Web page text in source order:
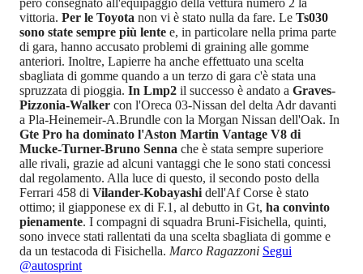
però consegnato all'equipaggio della vettura numero 2 la
vittoria. Per le Toyota non vi è stato nulla da fare. Le Ts030
sono state sempre più lente e, in particolare nella prima parte
di gara, hanno accusato problemi di graining alle gomme
anteriori. Inoltre, Lapierre ha anche effettuato una scelta
sbagliata di gomme quando a un terzo di gara c'è stata una
spruzzata di pioggia. In Lmp2 il successo è andato a Graves-
Pizzonia-Walker con l'Oreca 03-Nissan del delta Adr davanti
a Pla-Heinemeir-A.Brundle con la Morgan Nissan dell'Oak. In
Gte Pro ha dominato l'Aston Martin Vantage V8 di
Mucke-Turner-Bruno Senna che è stata sempre superiore
alle rivali, grazie ad alcuni vantaggi che le sono stati concessi
dal regolamento. Alla luce di questo, il secondo posto della
Ferrari 458 di Vilander-Kobayashi dell'Af Corse è stato
ottimo; il giapponese ex di F.1, al debutto in Gt, ha convinto
pienamente. I compagni di squadra Bruni-Fisichella, quinti,
sono invece stati rallentati da una scelta sbagliata di gomme e
da un testacoda di Fisichella. Marco Ragazzoni Segui
@autosprint